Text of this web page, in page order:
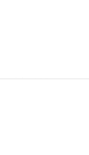
100 cm